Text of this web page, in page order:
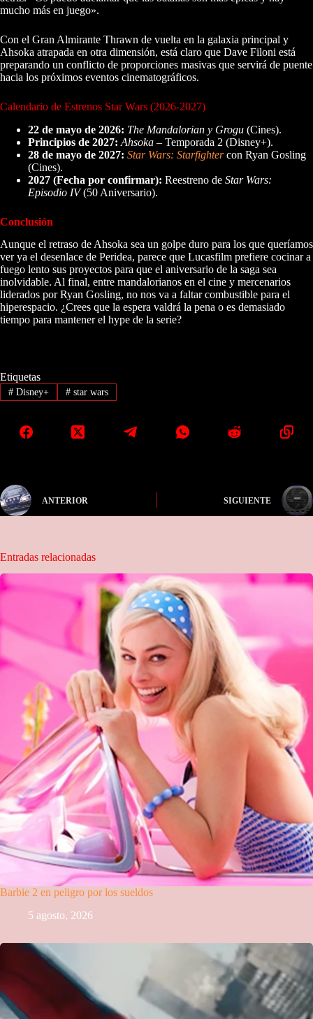
mucho más en juego».
Con el Gran Almirante Thrawn de vuelta en la galaxia principal y
Ahsoka atrapada en otra dimensión, está claro que Dave Filoni está
preparando un conflicto de proporciones masivas que servirá de puente
hacia los próximos eventos cinematográficos.
Calendario de Estrenos Star Wars (2026-2027)
22 de mayo de 2026: The Mandalorian y Grogu (Cines).
Principios de 2027: Ahsoka – Temporada 2 (Disney+).
28 de mayo de 2027: Star Wars: Starfightercon Ryan Gosling
(Cines).
2027 (Fecha por confirmar): Reestreno de Star Wars:
Episodio IV(50 Aniversario).
Conclusión
Aunque el retraso de Ahsoka sea un golpe duro para los que queríamos
ver ya el desenlace de Peridea, parece que Lucasfilm prefiere cocinar a
fuego lento sus proyectos para que el aniversario de la saga sea
inolvidable. Al final, entre mandalorianos en el cine y mercenarios
liderados por Ryan Gosling, no nos va a faltar combustible para el
hiperespacio. ¿Crees que la espera valdrá la pena o es demasiado
tiempo para mantener el hype de la serie?
Etiquetas
#Disney+ #star wars
ANTERIOR SIGUIENTE
Entradas relacionadas
Barbie 2 en peligro por los sueldos
5 agosto, 2026